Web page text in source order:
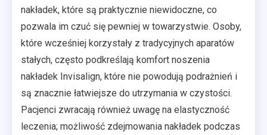
nakładek, które są praktycznie niewidoczne, co
pozwala im czuć się pewniej w towarzystwie. Osoby,
które wcześniej korzystały z tradycyjnych aparatów
stałych, często podkreślają komfort noszenia
nakładek Invisalign, które nie powodują podrażnień i
są znacznie łatwiejsze do utrzymania w czystości.
Pacjenci zwracają również uwagę na elastyczność
leczenia; możliwość zdejmowania nakładek podczas